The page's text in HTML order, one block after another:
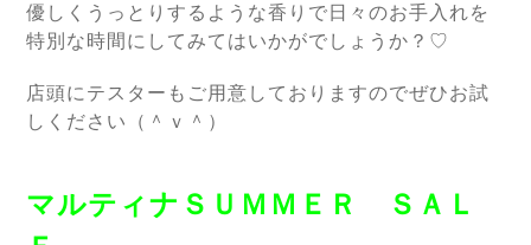
優しくうっとりするような香りで日々のお手入れを
特別な時間にしてみてはいかがでしょうか？♡
店頭にテスターもご用意しておりますのでぜひお試
しください（＾ｖ＾）
マルティナＳＵＭＭＥＲ ＳＡＬ